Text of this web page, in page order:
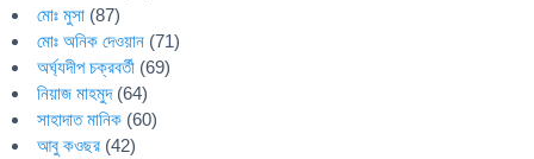
মোঃ মুসা (87)
মোঃ অনিক দেওয়ান (71)
অর্ঘ্যদীপ চক্রবর্তী (69)
নিয়াজ মাহমুদ(64)
সাহাদাত মানিক (60)
আবু কওছর (42)